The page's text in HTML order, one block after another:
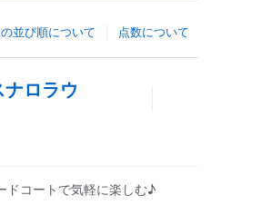
点数について
の並び順について
ロラウ
ドコートで気軽に楽しむ♪